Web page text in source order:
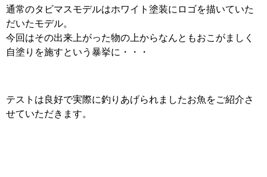
通常のタビマスモデルはホワイト塗装にロゴを描いていた
だいたモデル。
今回はその出来上がった物の上からなんともおこがましく
自塗りを施すという暴挙に・・・
テストは良好で実際に釣りあげられましたお魚をご紹介さ
せていただきます。